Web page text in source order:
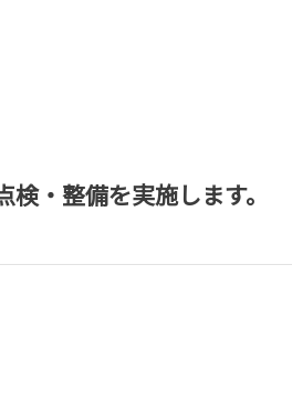
・整備を実施します。